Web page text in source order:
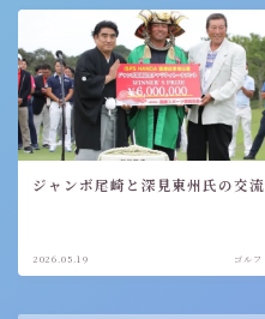
ジャンボ尾崎と深見東州氏の交流
2026.05.19 ゴルフ